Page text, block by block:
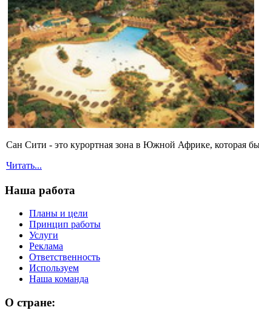
Сан Сити - это курортная зона в Южной Африке, которая
Читать...
Наша работа
Планы и цели
Принцип работы
Услуги
Реклама
Ответственность
Используем
Наша команда
О стране: